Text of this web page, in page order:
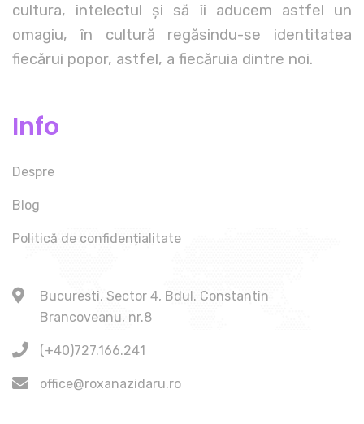
cultura, intelectul și să îi aducem astfel un
omagiu, în cultură regăsindu-se identitatea
fiecărui popor, astfel, a fiecăruia dintre noi.
Info
Despre
Blog
Politică de confidențialitate
Bucuresti, Sector 4, Bdul. Constantin
Brancoveanu, nr.8
(+40)727.166.241
office@roxanazidaru.ro